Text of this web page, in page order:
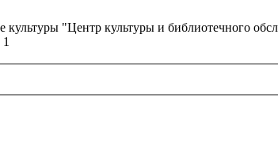
"Центр культуры и библиотечного